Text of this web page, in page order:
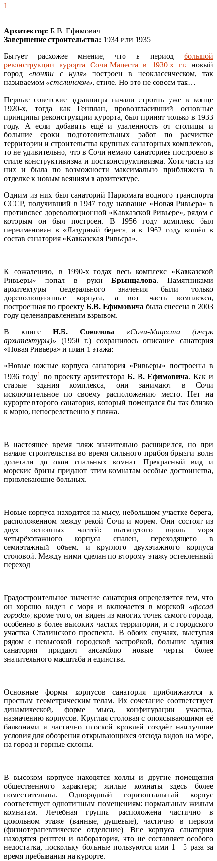
1
Архитектор: Б.В. Ефимович
Завершение строительства: 1934 или 1935
Бытует расхожее мнение, что в период большой
реконструкции курорта Сочи-Мацеста в 1930-х гг. новый
город «почти с нуля» построен в неоклассическом, так
называемом «сталинском», стиле. Но это не совсем так…
Первые советские здравницы начали строить уже в конце
1920-х, тогда как Генплан, провозгласивший основные
принципы реконструкции курорта, был принят только в 1933
году. А если добавить ещё и удаленность от столицы и
большие сроки подготовительных работ по расчистке
территории и строительства крупных санаторных комплексов,
то не удивительно, что в Сочи немало санаториев построено в
стиле конструктивизма и постконструктивизма. Хотя часть из
них и была по возможности максимально приближена в
отделке к новым веяниям в архитектуре.
Одним из них был санаторий Наркомата водного транспорта
СССР, получивший в 1947 году название «Новая Ривьера» в
противовес дореволюционной «Кавказской Ривьере», рядом с
которым он был построен. В 1956 году комплекс был
переименован в «Лазурный берег», а в 1962 году вошёл в
состав санатория «Кавказская Ривьера».
К сожалению, в 1990-х годах весь комплекс «Кавказской
Ривьеры» попал в руки Брынцалова. Памятниками
архитектуры федерального значения были только
дореволюционные корпуса, а вот часть комплекса,
построенная по проекту Б.В. Ефимовича была снесена в 2003
году целенаправленным взрывом.
В книге Н.Б. Соколова
«Сочи-Мацеста (очерк
архитектуры)» (1950 г.) сохранилось описание санатория
«Новая Ривьера» и план 1 этажа:
«Новые южные корпуса санатория «Ривьеры» построены в
1936 году1по проекту архитектора Б. В. Ефимовича. Как и
старые здания комплекса, они занимают в Сочи
исключительное по своему расположению место. Нет на
курорте второго санатория, который помещался бы так близко
к морю, непосредственно у пляжа.
В настоящее время пляж значительно расширился, но при
начале строительства во время сильного прибоя брызги волн
долетали до окон спальных комнат. Прекрасный вид и
морские бризы придают этим комнатам особые достоинства,
привлекающие больных.
Новые корпуса находятся на мысу, небольшом участке берега,
расположенном между рекой Сочи и морем. Они состоят из
двух основных частей: вытянутого вдоль моря
четырёхэтажного корпуса спален, переходящего в
семиэтажный объем, и круглого двухэтажного корпуса
столовой. Между ними сделан по второму этажу остекленный
переход.
Градостроительное значение санатория определяется тем, что
он хорошо виден с моря и включается в морской «фасад
города»; кроме того, он виден из многих точек самого города,
особенно в более высоких частях территории, и с городского
участка Сталинского проспекта. В обоих случаях, выступая
рядом с невысокой городской застройкой, большие здания
санатория придают ансамблю новые черты более
значительного масштаба и единства.
Основные формы корпусов санатория приближаются к
простым геометрическим телам. Их сочетание соответствует
динамической, форме мыса, конфигурации участка,
назначению корпусов. Круглая столовая с опоясывающими её
балконами и частично плоской кровлей создаёт наилучшие
условия для обозрения открывающихся отсюда видов на море,
на город и горные склоны.
В высоком корпусе находятся холлы и другие помещения
общественного характера; жилые комнаты здесь более
поместительны. Однородный горизонтальный корпус
соответствует однотипным помещениям: нормальным жилым
комнатам. Лечебная группа расположена частично в
цокольном этаже (ванные, душевые), частично в первом
(физиотерапевтическое отделение). Вне корпуса санатория
находятся рентген и лаборатория, что не составляет особого
недостатка, поскольку больные пользуются ими 1—3 раза за
время пребывания на курорте.